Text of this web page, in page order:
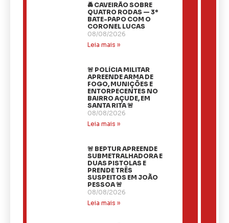
🚔 CAVEIRÃO SOBRE
QUATRO RODAS — 3º
BATE-PAPO COM O
CORONEL LUCAS
08/08/2026
Leia mais »
🚨 POLÍCIA MILITAR
APREENDE ARMA DE
FOGO, MUNIÇÕES E
ENTORPECENTES NO
BAIRRO AÇUDE, EM
SANTA RITA 🚨
08/08/2026
Leia mais »
🚨 BEPTUR APREENDE
SUBMETRALHADORA E
DUAS PISTOLAS E
PRENDE TRÊS
SUSPEITOS EM JOÃO
PESSOA 🚨
08/08/2026
Leia mais »